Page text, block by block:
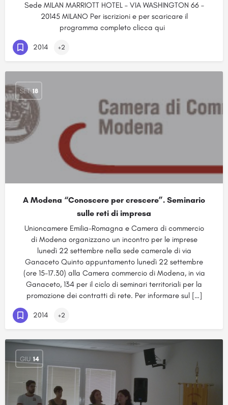
Sede MILAN MARRIOTT HOTEL – VIA WASHINGTON 66 –
20145 MILANO Per iscrizioni e per scaricare il
programma completo clicca qui
2014 +2
SET 18
A Modena “Conoscere per crescere”. Seminario
sulle reti di impresa
Unioncamere Emilia-Romagna e Camera di commercio
di Modena organizzano un incontro per le imprese
lunedì 22 settembre nella sede camerale di via
Ganaceto Quinto appuntamento lunedì 22 settembre
(ore 15-17.30) alla Camera commercio di Modena, in via
Ganaceto, 134 per il ciclo di seminari territoriali per la
promozione dei contratti di rete. Per informare sul […]
2014 +2
GIU 14